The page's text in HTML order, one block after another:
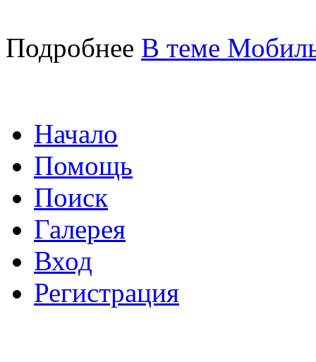
Подробнее В теме
Начало
Помощь
Поиск
Галерея
Вход
Регистрация